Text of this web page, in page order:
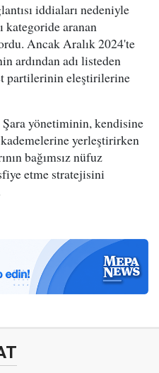
iddiaları nedeniyle
kategoride aranan
Ancak Aralık 2024'te
ardından adı listeden
partilerinin eleştirilerine
yönetiminin, kendisine
yerleştirirken
bağımsız nüfuz
etme stratejisini